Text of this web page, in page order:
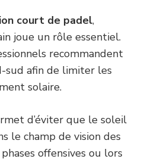
court de padel,
joue un rôle essentiel.
recommandent
sud afin de limiter les
solaire.
d’éviter que le soleil
le champ de vision des
offensives ou lors